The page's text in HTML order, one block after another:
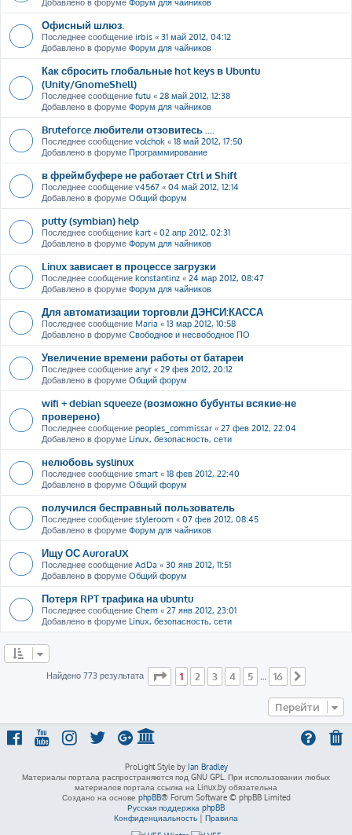
Офисный шлюз.
Последнее сообщение irbis « 31 май 2012, 04:12
Добавлено в форуме Форум для чайников
Как сбросить глобальные hot keys в Ubuntu
(Unity/GnomeShell)
Последнее сообщение futu « 28 май 2012, 12:38
Добавлено в форуме Форум для чайников
Bruteforce любители отзовитесь ....
Последнее сообщение volchok « 18 май 2012, 17:50
Добавлено в форуме Программирование
в фреймбуфере не работает Ctrl и Shift
Последнее сообщение v4567 « 04 май 2012, 12:14
Добавлено в форуме Общий форум
putty (symbian) help
Последнее сообщение kart « 02 апр 2012, 02:31
Добавлено в форуме Форум для чайников
Linux зависает в процессе загрузки
Последнее сообщение konstantinz « 24 мар 2012, 08:47
Добавлено в форуме Форум для чайников
Для автоматизации торговли ДЭНСИ:КАССА
Последнее сообщение Maria « 13 мар 2012, 10:58
Добавлено в форуме Свободное и несвободное ПО
Увеличение времени работы от батареи
Последнее сообщение anyr « 29 фев 2012, 20:12
Добавлено в форуме Общий форум
wifi + debian squeeze (возможно бубунты всякие-не
проверено)
Последнее сообщение peoples_commissar « 27 фев 2012, 22:04
Добавлено в форуме Linux, безопасность, сети
нелюбовь syslinux
Последнее сообщение smart « 18 фев 2012, 22:40
Добавлено в форуме Общий форум
получился бесправный пользователь
Последнее сообщение styleroom « 07 фев 2012, 08:45
Добавлено в форуме Форум для чайников
Ищу ОС AuroraUX
Последнее сообщение AdDa « 30 янв 2012, 11:51
Добавлено в форуме Общий форум
Потеря RPT трафика на ubuntu
Последнее сообщение Chem « 27 янв 2012, 23:01
Добавлено в форуме Linux, безопасность, сети
Найдено 773 результата Страница из 16
1 2 3 4 5 16
Перейти
ProLight Style by Ian Bradley
Материалы портала распространяются под GNU GPL. При использовании любых
материалов портала ссылка на Linux.by обязательна
Создано на основе phpBB® Forum Software © phpBB Limited
Русская поддержка phpBB
Конфиденциальность | Правила